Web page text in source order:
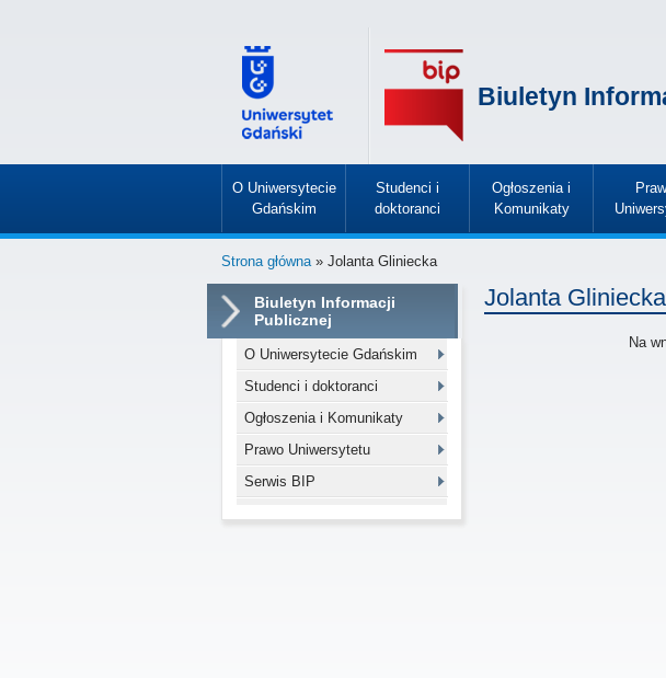
Biuletyn
O Uniwersytecie
Gdańskim
»
Studenci i
doktoranci
»
Ogłoszenia i
Komunikaty
»
»
Strona główna» Jolanta Gliniecka
Biuletyn Informacji
Publicznej
O Uniwersytecie Gdańskim
Studenci i doktoranci
Ogłoszenia i Komunikaty
Prawo Uniwersytetu
Serwis BIP
Jolanta Gliniecka
Na